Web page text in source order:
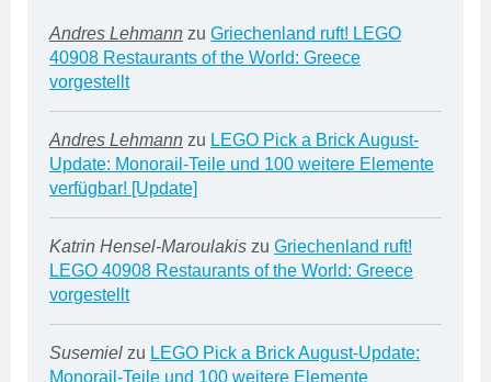
Andres Lehmann zu Griechenland ruft! LEGO
40908 Restaurants of the World: Greece
vorgestellt
Andres Lehmann zu LEGO Pick a Brick August-
Update: Monorail-Teile und 100 weitere Elemente
verfügbar! [Update]
Katrin Hensel-Maroulakis zu Griechenland ruft!
LEGO 40908 Restaurants of the World: Greece
vorgestellt
Susemiel zu LEGO Pick a Brick August-Update:
Monorail-Teile und 100 weitere Elemente